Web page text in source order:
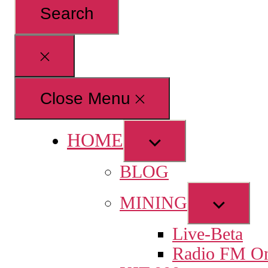
Close
search
Close Menu
HOME
Show
sub
menu
BLOG
MINING
Show
sub
menu
Live-Beta
Radio FM